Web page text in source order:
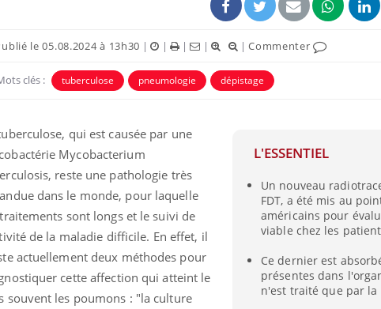
le 05.08.2024 à 13h30 | | | | |Commenter
clés : tuberculose pneumologie dépistage
L'ESSENTIEL
Un nouveau
FDT, a été mis au
américains pour
viable chez les
Ce dernier est
présentes dans
n'est traité que par
qui est causée par une
Mycobacterium
reste une pathologie très
dans le monde, pour laquelle
sont longs et le suivi de
de la maladie difficile. En effet, il
actuellement deux méthodes pour
cette affection qui atteint le
souvent les poumons : "la culture